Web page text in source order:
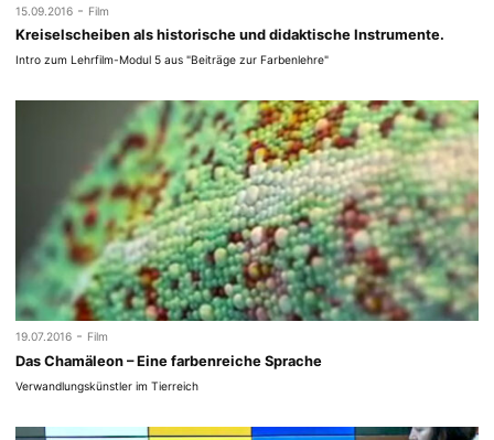
15.09.2016 - Film
Kreiselscheiben als historische und didaktische Instrumente.
Intro zum Lehrfilm-Modul 5 aus "Beiträge zur Farbenlehre"
19.07.2016 - Film
Das Chamäleon – Eine farbenreiche Sprache
Verwandlungskünstler im Tierreich